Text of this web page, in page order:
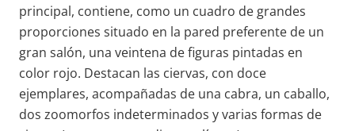
principal, contiene, como un cuadro de grandes
proporciones situado en la pared preferente de un
gran salón, una veintena de figuras pintadas en
color rojo. Destacan las ciervas, con doce
ejemplares, acompañadas de una cabra, un caballo,
dos zoomorfos indeterminados y varias formas de